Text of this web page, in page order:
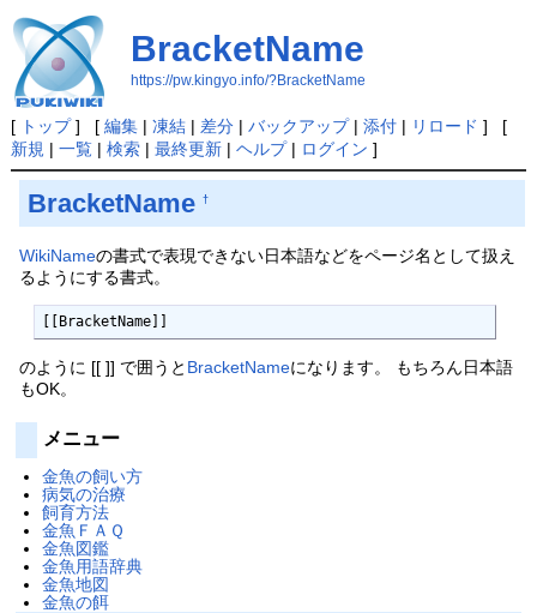
BracketName
https://pw.kingyo.info/?BracketName
[ トップ] [ 編集| 凍結| 差分| バックアップ| 添付| リロード ] [
新規 | 一覧| 検索| 最終更新| ヘルプ| ログイン ]
BracketName †
WikiNameの書式で表現できない日本語などをページ名として扱え
るようにする書式。
[[BracketName]]
のように [[ ]] で囲うと BracketNameになります。 もちろん日本語
もOK。
メニュー
金魚の飼い方
病気の治療
飼育方法
金魚ＦＡＱ
金魚図鑑
金魚用語辞典
金魚地図
金魚の餌